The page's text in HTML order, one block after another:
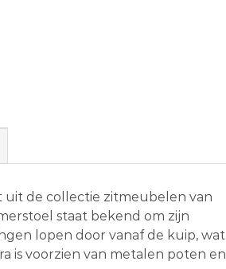
uit de collectie zitmeubelen van
staat bekend om zijn
lopen door vanaf de kuip, wat
is voorzien van metalen poten en